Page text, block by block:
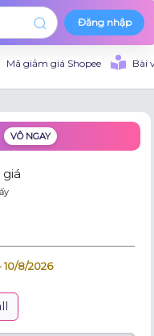
Đăng nhập
Mã giảm giá Shopee Bài
VÔ NGAY
10/8/2026